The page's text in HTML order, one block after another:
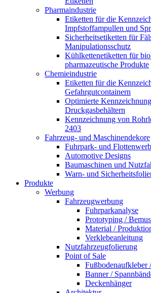
Pharmaindustrie
Etiketten für die
Impfstoffampullen und
Sicherheitsetiketten für
Manipulationsschutz
Kühlkettenetiketten für
pharmazeutische Produkte
Chemieindustrie
Etiketten für die
Gefahrgutcontainern
Optimierte
Druckgasbehältern
Kennzeichnung von
2403
Fahrzeug- und Maschinendekore
Fuhrpark- und
Automotive Designs
Baumaschinen und
Warn- und
Produkte
Werbung
Fahrzeugwerbung
Fuhrparkanalyse
Prototyping /
Material /
Verklebeanleitung
Nutzfahrzeugfolierung
Point of Sale
Fußbodenaufkleber
Banner /
Deckenhänger